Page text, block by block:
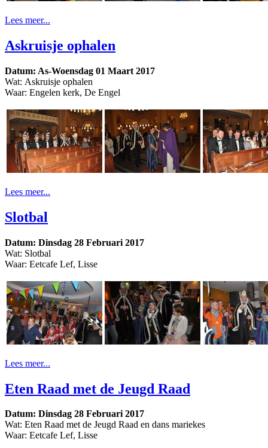
Lees meer...
Askruisje ophalen
Datum: As-Woensdag 01 Maart 2017
Wat: Askruisje ophalen
Waar: Engelen kerk, De Engel
Lees meer...
Slotbal
Datum: Dinsdag 28 Februari 2017
Wat: Slotbal
Waar: Eetcafe Lef, Lisse
Lees meer...
Eten Raad met de Jeugd Raad
Datum: Dinsdag 28 Februari 2017
Wat: Eten Raad met de Jeugd Raad en dans mariekes
Waar: Eetcafe Lef, Lisse